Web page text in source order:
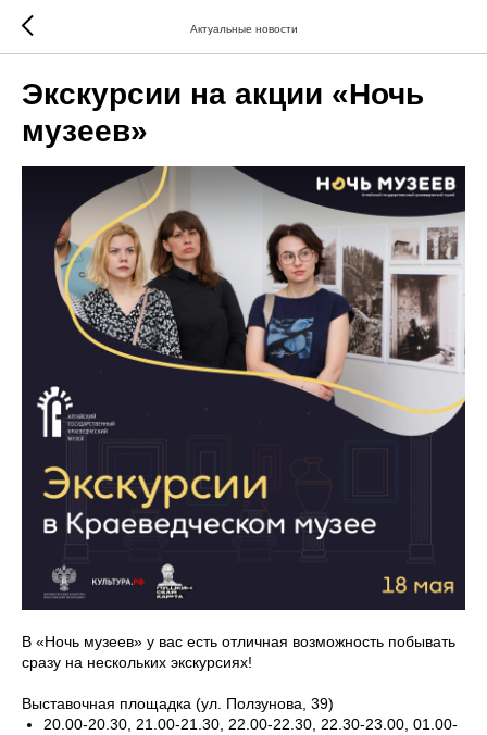
Актуальные новости
Экскурсии на акции «Ночь
музеев»
В «Ночь музеев» у вас есть отличная возможность побывать
сразу на нескольких экскурсиях!
Выставочная площадка (ул. Ползунова, 39)
20.00-20.30, 21.00-21.30, 22.00-22.30, 22.30-23.00, 01.00-